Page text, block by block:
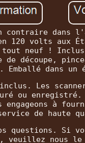
contraire
120 volts aux
tout neuf !
de découpe,
Emballé dans
Les
ou enregistré.
à
de haute
vos questions.
nous le